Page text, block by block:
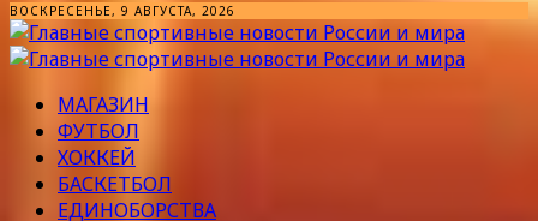
ВОСКРЕСЕНЬЕ, 9 АВГУСТА, 2026
МАГАЗИН
ФУТБОЛ
ХОККЕЙ
БАСКЕТБОЛ
ЕДИНОБОРСТВА